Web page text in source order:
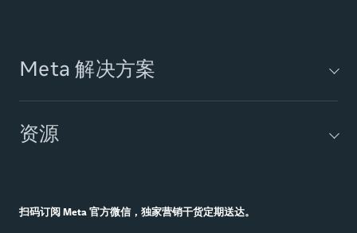
Meta 解决方案
业务消息工具
资源
搜索
扫码订阅 Meta 官方微信，独家营销干货定期送达。